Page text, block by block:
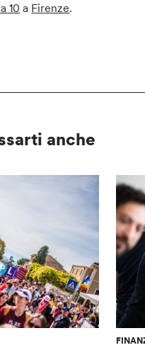
10 a Firenze.
anche